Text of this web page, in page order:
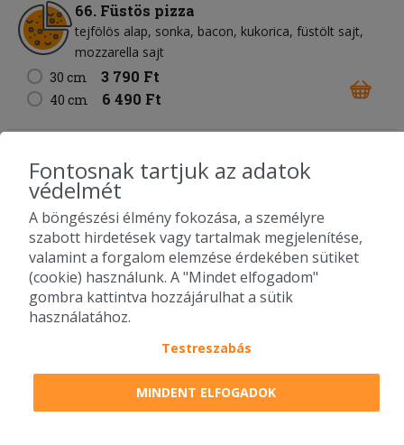
66. Füstös pizza
tejfölös alap sonka bacon kukorica füstölt sajt
mozzarella sajt
30 cm
3 790 Ft
40 cm 6 490 Ft
67. Carbonara pizza
fokhagymás-tejfölös alap sonka bacon
füstölt sajt
30 cm
3 890 Ft
40 cm 6 490 Ft
68. Füstös BBQ pizza
BBQ alap
mozzarella sajt
30 cm
3 790 Ft
6 490 Ft
Fontosnak tartjuk az adatok
védelmét
A böngészési élmény fokozása, a személyre
szabott hirdetések vagy tartalmak megjelenítése,
valamint a forgalom elemzése érdekében sütiket
(cookie) használunk. A "Mindet elfogadom"
gombra kattintva hozzájárulhat a sütik
használatához.
Testreszabás
MINDENT ELFOGADOK